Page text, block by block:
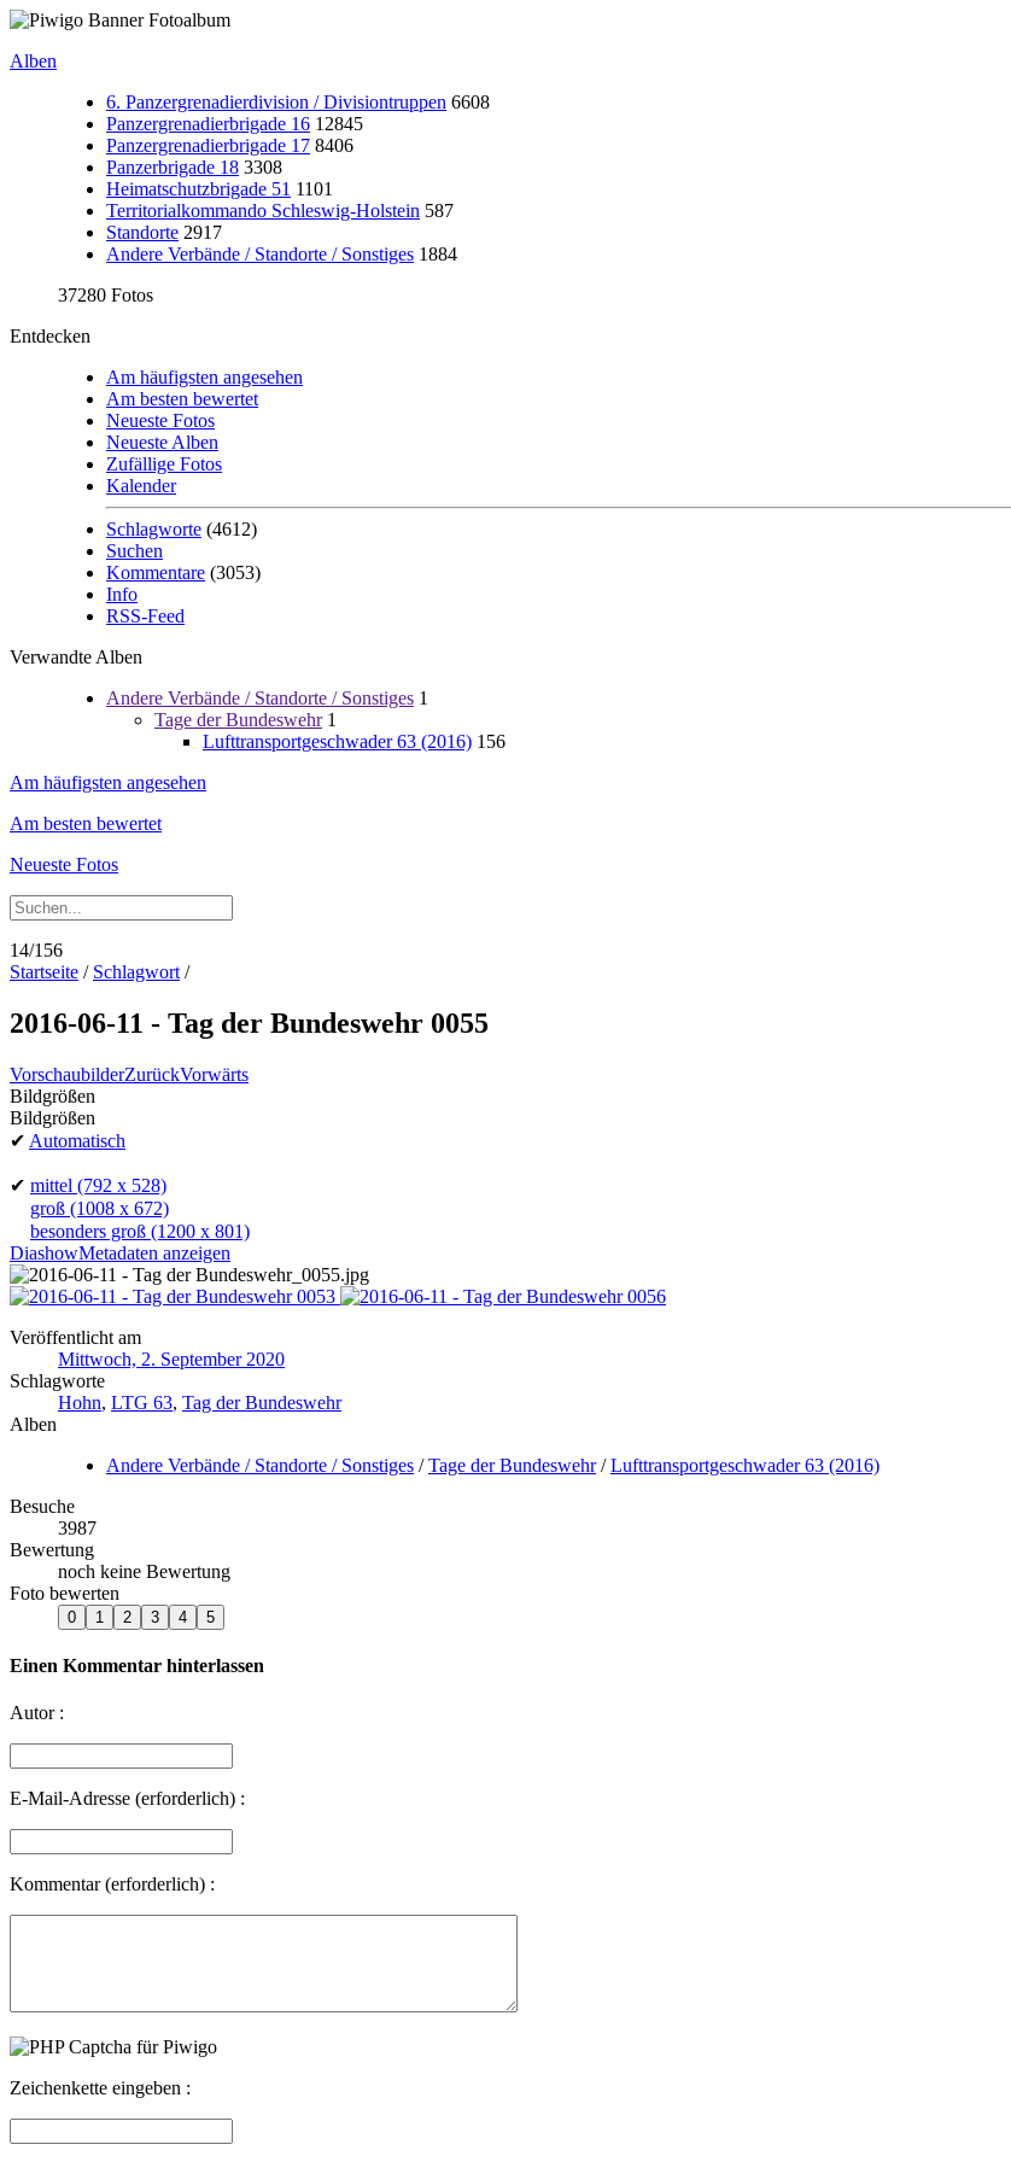
Alben
6. Panzergrenadierdivision / Divisiontruppen 6608
Panzergrenadierbrigade 16 12845
Panzergrenadierbrigade 17 8406
Panzerbrigade 18 3308
Heimatschutzbrigade 51 1101
Territorialkommando Schleswig-Holstein 587
Standorte 2917
Andere Verbände / Standorte / Sonstiges 1884
37280 Fotos
Entdecken
Am häufigsten angesehen
Am besten bewertet
Neueste Fotos
Neueste Alben
Zufällige Fotos
Kalender
Schlagworte (4612)
Suchen
Kommentare (3053)
Info
RSS-Feed
Verwandte Alben
Andere Verbände / Standorte / Sonstiges 1
Tage der Bundeswehr 1
Lufttransportgeschwader 63 (2016) 156
Am häufigsten angesehen
Am besten bewertet
Neueste Fotos
14/156
Startseite / Schlagwort /
2016-06-11 - Tag der Bundeswehr 0055
VorschaubilderZurückVorwärts
Bildgrößen
Bildgrößen
✔ Automatisch
✔ mittel (792 x 528)
groß (1008 x 672)
besonders groß (1200 x 801)
DiashowMetadaten anzeigen
Veröffentlicht am
Mittwoch, 2. September 2020
Schlagworte
Hohn, LTG 63, Tag der Bundeswehr
Alben
Andere Verbände / Standorte / Sonstiges /Tage der Bundeswehr/Lufttransportgeschwader 63 (2016)
Besuche
3987
Bewertung
noch keine Bewertung
Foto bewerten
Einen Kommentar hinterlassen
Autor :
E-Mail-Adresse (erforderlich) :
Kommentar (erforderlich) :
Zeichenkette eingeben :